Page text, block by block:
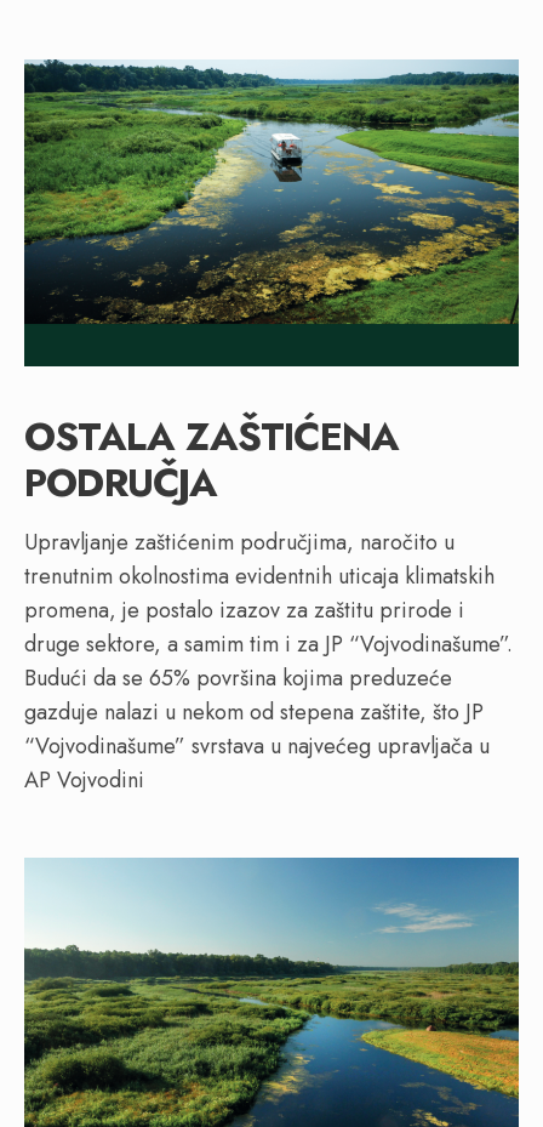
OSTALA ZAŠTIĆENA
PODRUČJA
Upravljanje zaštićenim područjima, naročito u
trenutnim okolnostima evidentnih uticaja klimatskih
promena, je postalo izazov za zaštitu prirode i
druge sektore, a samim tim i za JP “Vojvodinašume”.
Budući da se 65% površina kojima preduzeće
gazduje nalazi u nekom od stepena zaštite, što JP
“Vojvodinašume” svrstava u najvećeg upravljača u
AP Vojvodini